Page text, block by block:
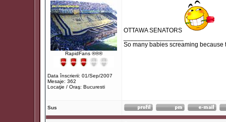
RapidFans ®®®
Data înscrierii: 01/Sep/2007
Mesaje: 362
Locaţie / Oraş: Bucuresti
OTTAWA SENATORS
So many babies screaming
Sus